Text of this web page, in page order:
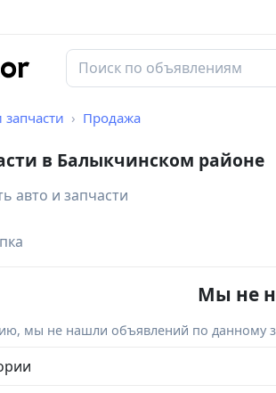
Продажа
в Балыкчинском районе
авто и запчасти
Мы не
мы не нашли объявлений по данному